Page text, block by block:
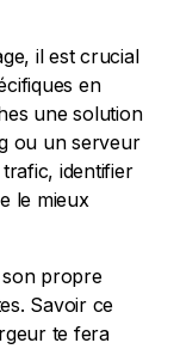
il est crucial
en
une solution
ou un serveur
identifier
le mieux
son propre
Savoir ce
te fera